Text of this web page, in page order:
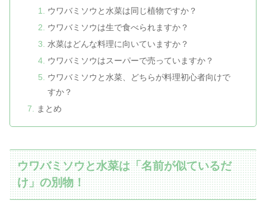
ウワバミソウと水菜は同じ植物ですか？
ウワバミソウは生で食べられますか？
水菜はどんな料理に向いていますか？
ウワバミソウはスーパーで売っていますか？
ウワバミソウと水菜、どちらが料理初心者向けで
すか？
まとめ
ウワバミソウと水菜は「名前が似ているだ
け」の別物！